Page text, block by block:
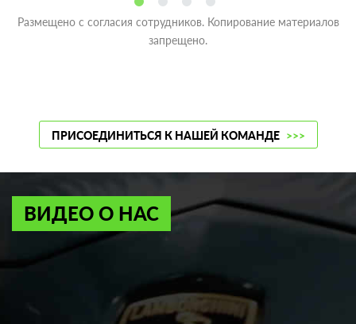
Размещено с согласия сотрудников. Копирование материалов
запрещено.
ПРИСОЕДИНИТЬСЯ К НАШЕЙ КОМАНДЕ >>>
ВИДЕО О НАС